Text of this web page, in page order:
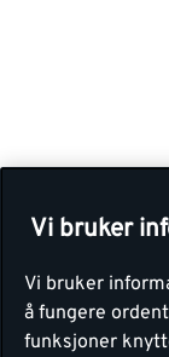
Vi bruker
Vi bruker
å fungere
funksjoner